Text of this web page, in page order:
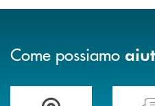
Come possiamo
Trova la filiale più vicina a TeHai